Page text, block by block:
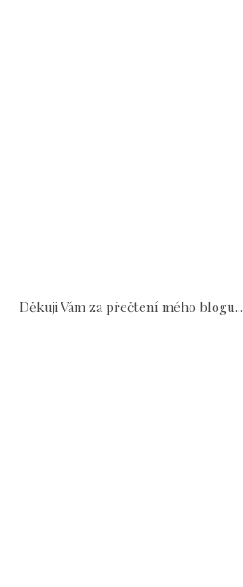
Děkuji Vám za přečtení mého blogu...